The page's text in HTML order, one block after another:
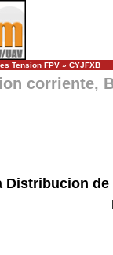
Tension FPV » CYJFXB
corriente,
Distribucion